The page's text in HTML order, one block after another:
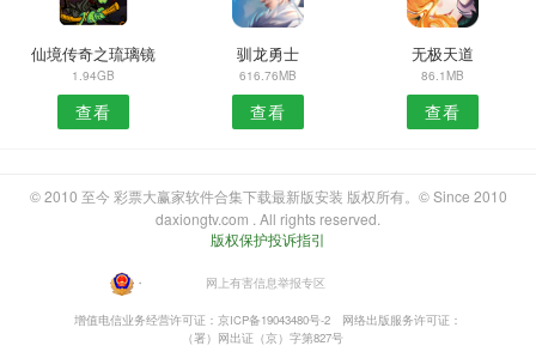
仙境传奇之琉璃镜
1.94GB
查看
驯龙勇士
616.76MB
查看
无极天道
86.1MB
查看
© 2010 至今 彩票大赢家软件合集下载最新版安装 版权所有。© Since 2010
daxiongtv.com . All rights reserved.
版权保护投诉指引
・ 网上有害信息举报专区
增值电信业务经营许可证：京ICP备19043480号-2
网络出版服务许可证：
（署）网出证（京）字第827号